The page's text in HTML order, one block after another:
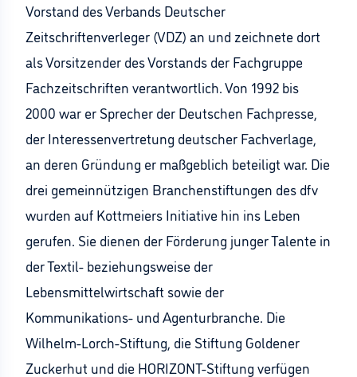
Vorstand des Verbands Deutscher
Zeitschriftenverleger (VDZ) an und zeichnete dort
als Vorsitzender des Vorstands der Fachgruppe
Fachzeitschriften verantwortlich. Von 1992 bis
2000 war er Sprecher der Deutschen Fachpresse,
der Interessenvertretung deutscher Fachverlage,
an deren Gründung er maßgeblich beteiligt war. Die
drei gemeinnützigen Branchenstiftungen des dfv
wurden auf Kottmeiers Initiative hin ins Leben
gerufen. Sie dienen der Förderung junger Talente in
der Textil- beziehungsweise der
Lebensmittelwirtschaft sowie der
Kommunikations- und Agenturbranche. Die
Wilhelm-Lorch-Stiftung, die Stiftung Goldener
Zuckerhut und die HORIZONT-Stiftung verfügen